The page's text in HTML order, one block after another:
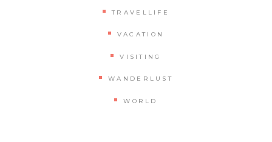
TRAVELLIFE
VACATION
VISITING
WANDERLUST
WORLD